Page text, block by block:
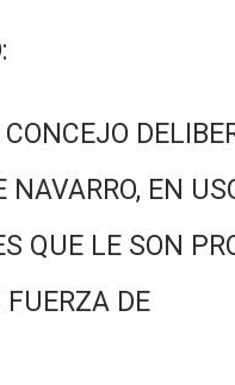
NAVARRO, EN
QUE LE SON
DE